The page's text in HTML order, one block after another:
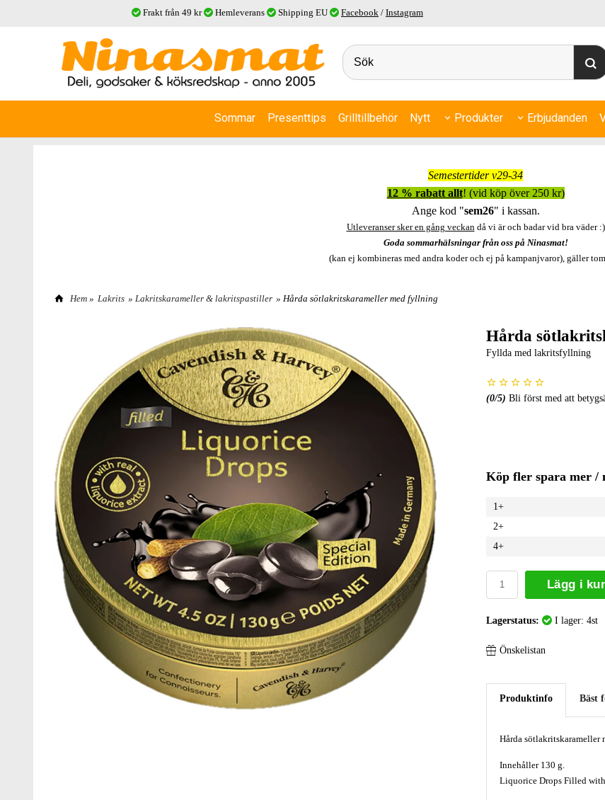
Frakt från 49 kr Hemleverans Shipping EU Facebook / Instagram
Sommar Presenttips Grilltillbehör Nytt Produkter Erbjudanden
Semestertider v29-34
12 % rabatt allt! (vid köp över 250 kr)
Ange kod "sem26" i kassan.
Utleveranser sker en gång veckan då vi är och badar vid bra väder :)
Goda sommarhälsningar från oss på Ninasmat!
(kan ej kombineras med andra koder och ej på kampanjvaror), gäller
Hem » Lakrits » Lakritskarameller & lakritspastiller » Hårda sötlakritskarameller med fyllning
Hårda
Fyllda med lakritsfyllning
(0/5) Bli först med att
Köp fler spara mer /
1+
2+
4+
Lägg i
Lagerstatus: I lager: 4st
Önskelistan
Produktinfo Bäst
Hårda
Innehåller 130 g.
Liquorice Drops Filled